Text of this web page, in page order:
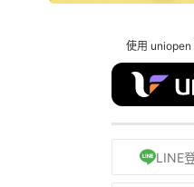
使用 uniopen
LINE